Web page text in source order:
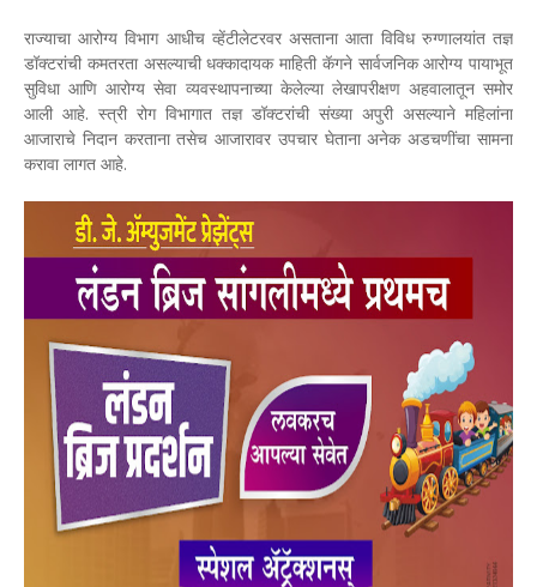
राज्याचा आरोग्य विभाग आधीच व्हेंटीलेटरवर असताना आता विविध रुग्णालयांत तज्ञ
डॉक्टरांची कमतरता असल्याची धक्कादायक माहिती कॅगने सार्वजनिक आरोग्य पायाभूत
सुविधा आणि आरोग्य सेवा व्यवस्थापनाच्या केलेल्या लेखापरीक्षण अहवालातून समोर
आली आहे. स्त्री रोग विभागात तज्ञ डॉक्टरांची संख्या अपुरी असल्याने महिलांना
आजाराचे निदान करताना तसेच आजारावर उपचार घेताना अनेक अडचणींचा सामना
करावा लागत आहे.